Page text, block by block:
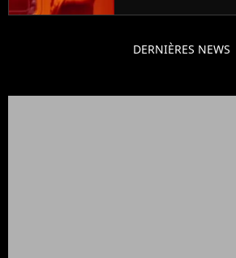
DERNIÈRES NEWS